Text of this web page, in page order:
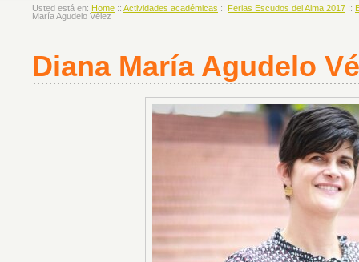
Usted está en: Home :: Actividades académicas :: Ferias Escudos del Alma 2017 ::
María Agudelo Vélez
Diana María Agudelo